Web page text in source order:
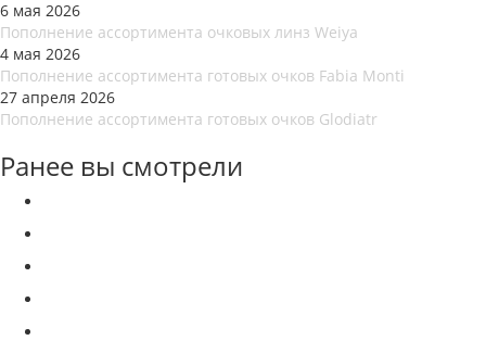
6 мая 2026
Пополнение ассортимента очковых линз Weiya
4 мая 2026
Пополнение ассортимента готовых очков Fabia Monti
27 апреля 2026
Пополнение ассортимента готовых очков Glodiatr
Ранее вы смотрели